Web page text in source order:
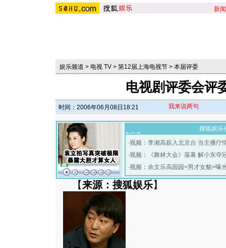
新闻
娱乐频道 > 电视 TV > 第12届上海电视节 > 本届评委
电视剧评委会评
时间：2006年06月08日18:21 我来说两句
搜狐娱乐
·视频：李湘高薪入北京台 当主播疗
·视频：《舞林大会》落幕 解小东夺
·视频：余文乐高园园<男才女貌>曝
【来源：搜狐娱乐】